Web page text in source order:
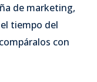
de marketing,
tiempo del
con